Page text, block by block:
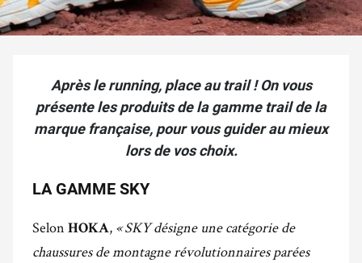
Après le running, place au trail ! On vous
présente les produits de la gamme trail de la
marque française, pour vous guider au mieux
lors de vos choix.
LA GAMME SKY
Selon HOKA, « SKY désigne une catégorie de
chaussures de montagne révolutionnaires parées